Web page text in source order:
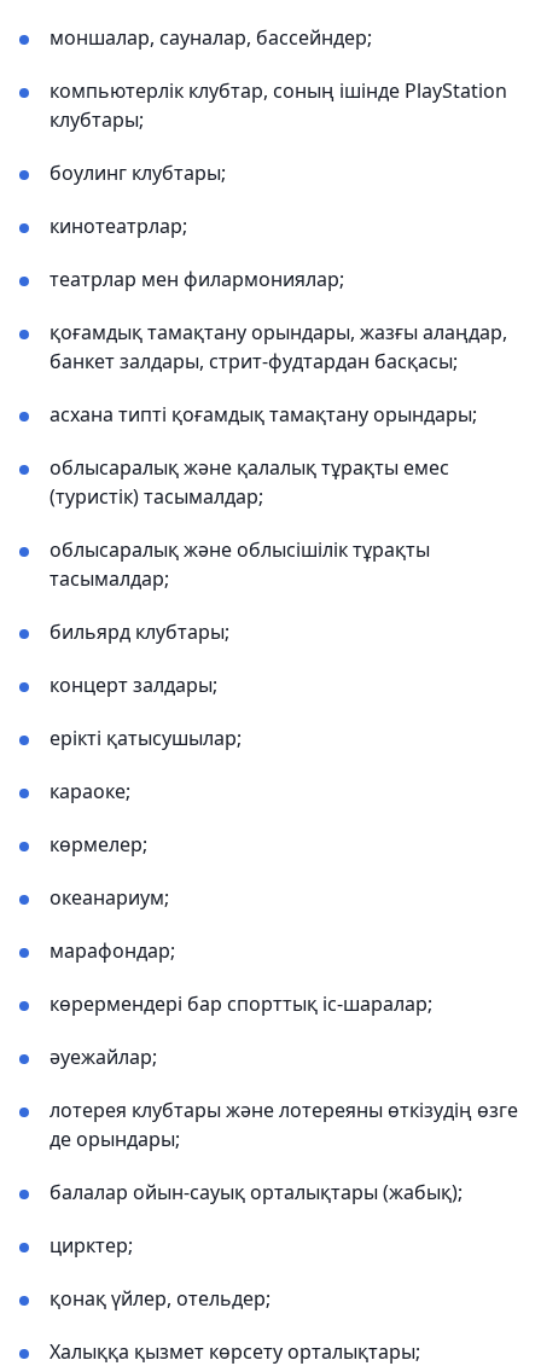
моншалар, сауналар, бассейндер;
компьютерлік клубтар, соның ішінде PlayStation
клубтары;
боулинг клубтары;
кинотеатрлар;
театрлар мен филармониялар;
қоғамдық тамақтану орындары, жазғы алаңдар,
банкет залдары, стрит-фудтардан басқасы;
асхана типті қоғамдық тамақтану орындары;
облысаралық және қалалық тұрақты емес
(туристік) тасымалдар;
облысаралық және облысішілік тұрақты
тасымалдар;
бильярд клубтары;
концерт залдары;
ерікті қатысушылар;
караоке;
көрмелер;
океанариум;
марафондар;
көрермендері бар спорттық іс-шаралар;
әуежайлар;
лотерея клубтары және лотереяны өткізудің өзге
де орындары;
балалар ойын-сауық орталықтары (жабық);
цирктер;
қонақ үйлер, отельдер;
Халыққа қызмет көрсету орталықтары;